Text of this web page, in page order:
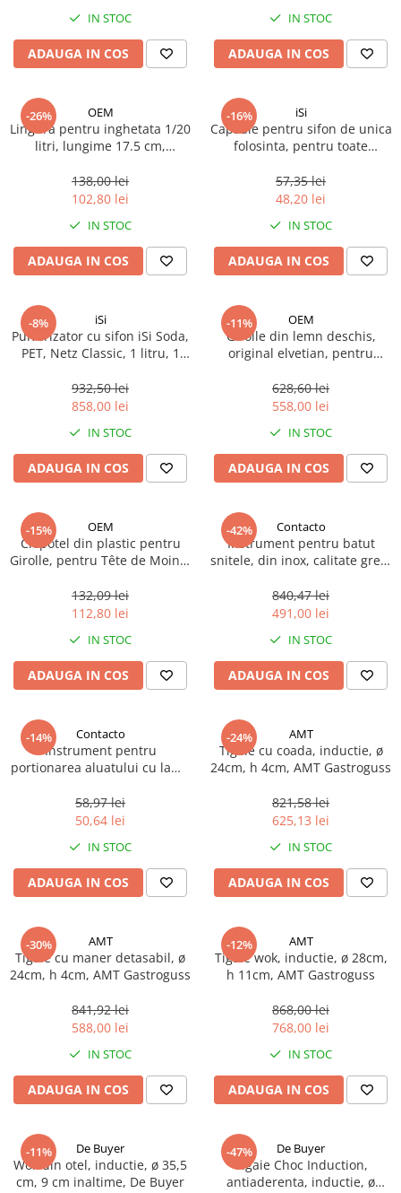
Spania / Cipru / Africa
Sare de mare din Oceanele Pacific
Sare de mare naturala din
Portugalia
Sare de roca
Sare speciala
Terine si placinte
Uleiuri speciale/presate la rece
Ulei de masline extravirgin
Ulei Gewurzgarten
Ulei Huilerie Beaujolaise
Ulei Huileries du Berry
Uleiuri aromatizate
Ulei Wiberg Gastro
Prajitore paine
Gratare
Cesti, boluri, vesela
IN STOC
ADAUGA IN COS
IN STOC
ADAUGA IN COS
-26% OEM
Lingura pentru inghetata 1/20
litri, lungime 17.5 cm,
138,00 lei
102,80 lei
IN STOC
ADAUGA IN COS
-16% iSi
Capsule pentru sifon de unica
folosinta, pentru toate
57,35 lei
48,20 lei
IN STOC
ADAUGA IN COS
-8% iSi
Pulverizator cu sifon iSi Soda,
PET, Netz Classic, 1 litru, 1
932,50 lei
858,00 lei
IN STOC
ADAUGA IN COS
-11% OEM
Girolle din lemn deschis,
original elvetian, pentru
Moine, 1 buc
628,60 lei
558,00 lei
IN STOC
ADAUGA IN COS
-15% OEM
Clopotel din plastic pentru
Girolle, pentru Tête de Moine,
132,09 lei
112,80 lei
IN STOC
ADAUGA IN COS
-42% Contacto
Instrument pentru batut
snitele, din inox, calitate grea,
840,47 lei
491,00 lei
IN STOC
ADAUGA IN COS
-14% Contacto
Instrument pentru
portionarea aluatului cu lama
buc
58,97 lei
50,64 lei
IN STOC
ADAUGA IN COS
-24% AMT
Tigaie cu coada, inductie, ø
24cm, h 4cm, AMT Gastroguss
821,58 lei
625,13 lei
IN STOC
ADAUGA IN COS
-30% AMT
Tigaie cu maner detasabil, ø
24cm, h 4cm, AMT Gastroguss
841,92 lei
588,00 lei
IN STOC
ADAUGA IN COS
-12% AMT
Tigaie wok, inductie, ø 28cm,
h 11cm, AMT Gastroguss
868,00 lei
768,00 lei
IN STOC
ADAUGA IN COS
-11% De Buyer
Wok din otel, inductie, ø 35,5
cm, 9 cm inaltime, De Buyer
-47% De Buyer
Tigaie Choc Induction,
antiaderenta, inductie, ø